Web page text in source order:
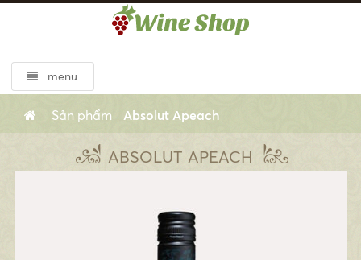
menu
Sản phẩm Absolut Apeach
ABSOLUT APEACH